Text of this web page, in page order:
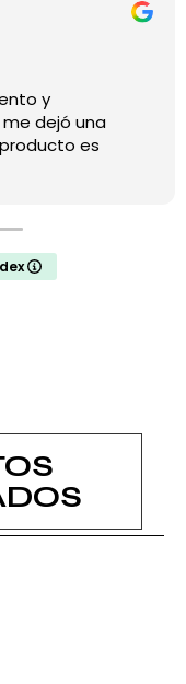
Alys Peralta
Buenísima
rebajas!